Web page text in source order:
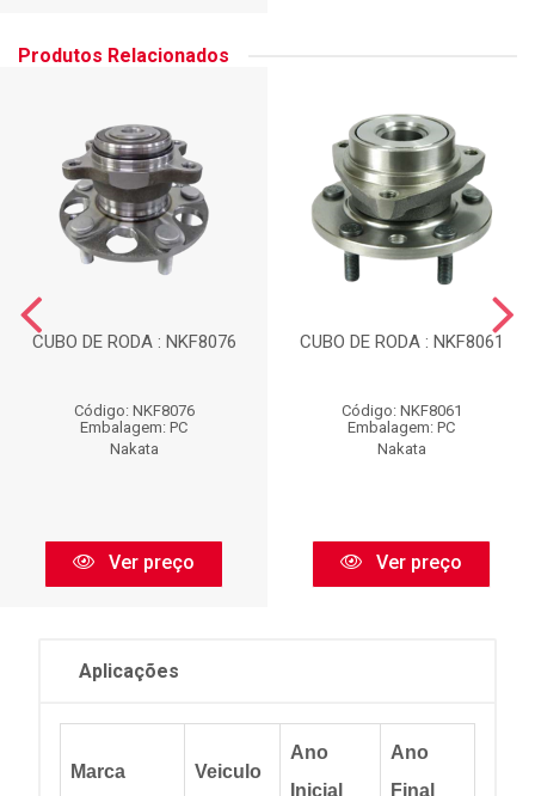
Produtos Relacionados
CUBO DE RODA : NKF8076
Código: NKF8076
Embalagem: PC
Nakata
Ver preço
CUBO DE RODA : NKF8061
Código: NKF8061
Embalagem: PC
Nakata
Ver preço
Aplicações
Marca Veiculo
Ano
Inicial
Ano
Final